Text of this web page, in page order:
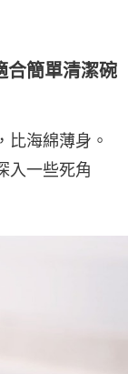
簡單清潔碗
比海綿薄身。
入一些死角